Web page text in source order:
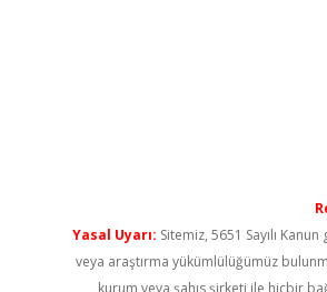
Yasal Uyarı: Sitemiz, 5651 Sayılı
veya araştırma yükümlülüğümüz
kurum veya şahıs şirketi ile hiçbir